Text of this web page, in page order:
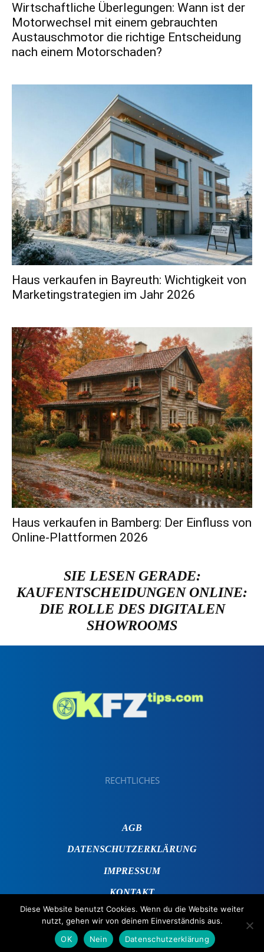
Wirtschaftliche Überlegungen: Wann ist der
Motorwechsel mit einem gebrauchten
Austauschmotor die richtige Entscheidung
nach einem Motorschaden?
Haus verkaufen in Bayreuth: Wichtigkeit von
Marketingstrategien im Jahr 2026
Haus verkaufen in Bamberg: Der Einfluss von
Online-Plattformen 2026
SIE LESEN GERADE:
KAUFENTSCHEIDUNGEN ONLINE:
DIE ROLLE DES DIGITALEN
SHOWROOMS
RECHTLICHES
AGB
DATENSCHUTZERKLÄRUNG
IMPRESSUM
KONTAKT
© 2019 - 2025 KFZTips.com
Diese Website benutzt Cookies. Wenn du die Website weiter
nutzt, gehen wir von deinem Einverständnis aus.
OK
Nein Datenschutzerklärung